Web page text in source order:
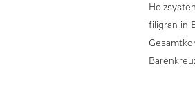
filigran in